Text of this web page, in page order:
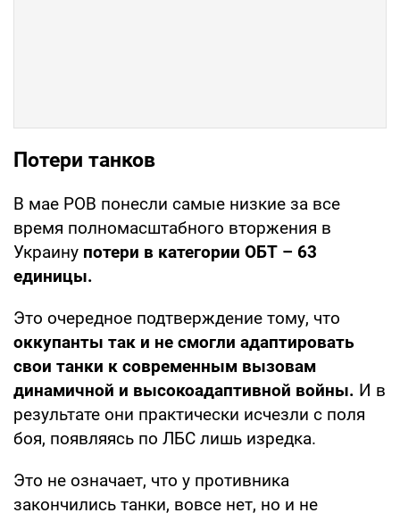
Потери танков
В мае РОВ понесли самые низкие за все
время полномасштабного вторжения в
Украину потери в категории ОБТ – 63
единицы.
Это очередное подтверждение тому, что
оккупанты так и не смогли адаптировать
свои танки к современным вызовам
динамичной и высокоадаптивной войны. И в
результате они практически исчезли с поля
боя, появляясь по ЛБС лишь изредка.
Это не означает, что у противника
закончились танки, вовсе нет, но и не